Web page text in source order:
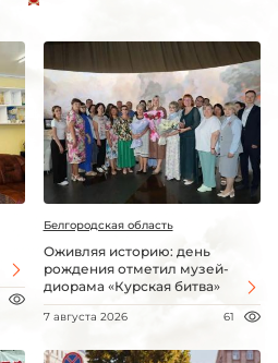
Белгородская область
Оживляя историю: день
рождения отметил музей-
диорама «Курская битва»
7 августа 2026 61